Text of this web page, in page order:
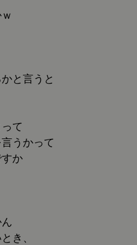
と言うと
て
うかって
か
き、